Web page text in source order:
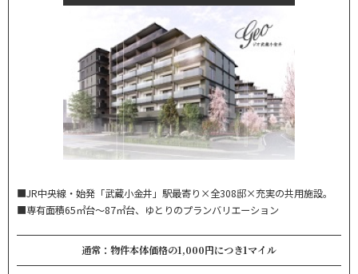
■JR中央線・始発「武蔵小金井」駅最寄り×全308邸×充実の共用施設。
■専有面積65㎡台～87㎡台、ゆとりのプランバリエーション
通常：物件本体価格の1,000円につき1マイル